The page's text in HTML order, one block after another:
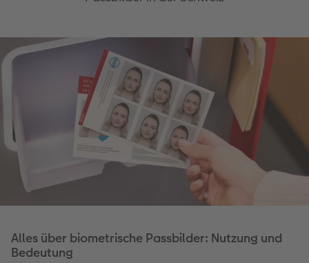
Alles über biometrische Passbilder: Nutzung und
Bedeutung